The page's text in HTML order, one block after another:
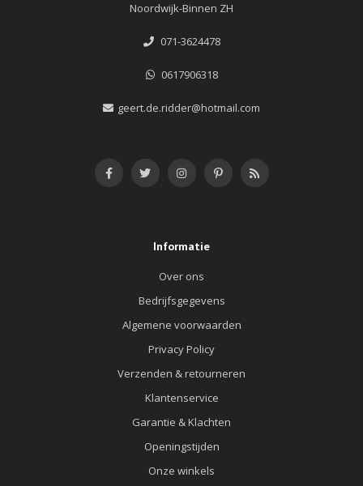
Noordwijk-Binnen ZH
071-3624478
0617906318
geert.de.ridder@hotmail.com
Informatie
Over ons
Bedrijfsgegevens
Algemene voorwaarden
Privacy Policy
Verzenden & retourneren
Klantenservice
Garantie & Klachten
Openingstijden
Onze winkels